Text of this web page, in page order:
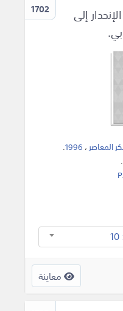
1702
إلى
المعاصر ، 1996
.
.
معاينة